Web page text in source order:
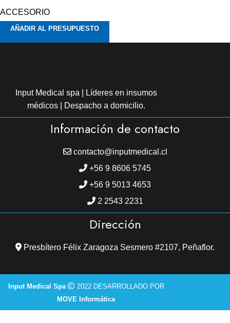
ACCESORIO
AÑADIR AL PRESUPUESTO
Input Medical spa | Líderes en insumos
médicos | Despacho a domicilio.
Información de contacto
contacto@inputmedical.cl
+56 9 8606 5745
+56 9 5013 4653
2 2543 2231
Dirección
Presbítero Félix Zaragoza Sesmero #2107, Peñaflor.
Input Medical Spa
2022 DESARROLLADO POR
MOVE Informática